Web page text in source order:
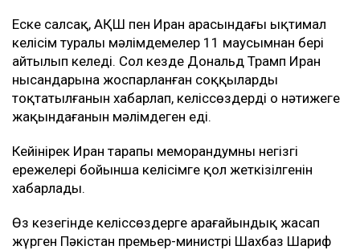
Еске салсақ, АҚШ пен Иран арасындағы ықтимал
келісім туралы мәлімдемелер 11 маусымнан бері
айтылып келеді. Сол кезде Дональд Трамп Иран
нысандарына жоспарланған соққылардың
тоқтатылғанын хабарлап, келіссөздердің оң нәтижеге
жақындағанын мәлімдеген еді.
Кейінірек Иран тарапы меморандумның негізгі
ережелері бойынша келісімге қол жеткізілгенін
хабарлады.
Өз кезегінде келіссөздерге арағайындық жасап
жүрген Пәкістан премьер-министрі Шахбаз Шариф